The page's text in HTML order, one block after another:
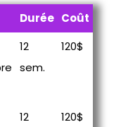
Durée Coût
12
sem.
120$
12
120$